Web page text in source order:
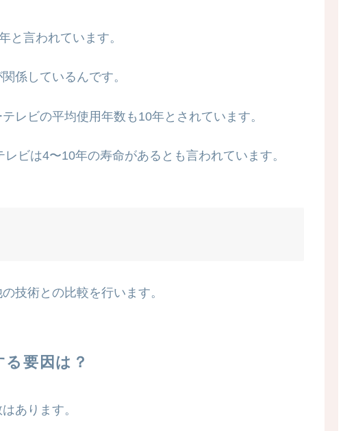
と言われています。
係しているんです。
レビの平均使用年数も10年とされています。
ビは4〜10年の寿命があるとも言われています。
技術との比較を行います。
要因は？
あります。